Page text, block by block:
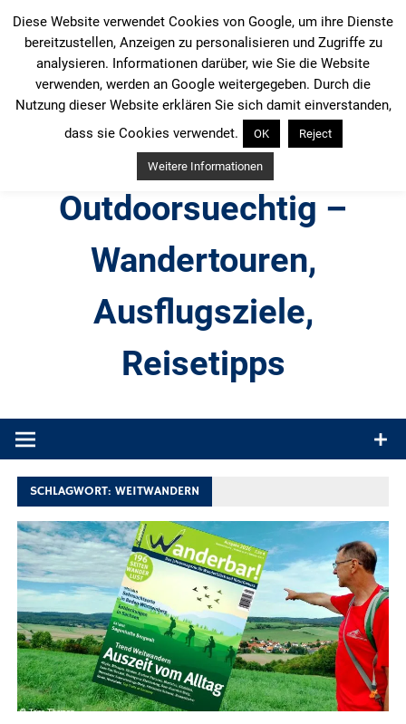
Inhalt
springen
Outdoorsuechtig –
Wandertouren,
Ausflugsziele,
Reisetipps
Produkttests und Buchrezensionen. Ein Blog für alle, die gern
SCHLAGWORT:WEITWANDERN
Diese Website verwendet Cookies von Google, um ihre Dienste
bereitzustellen, Anzeigen zu personalisieren und Zugriffe zu
analysieren. Informationen darüber, wie Sie die Website
verwenden, werden an Google weitergegeben. Durch die
Nutzung dieser Website erklären Sie sich damit einverstanden,
dass sie Cookies verwendet.
OK Reject
Weitere Informationen